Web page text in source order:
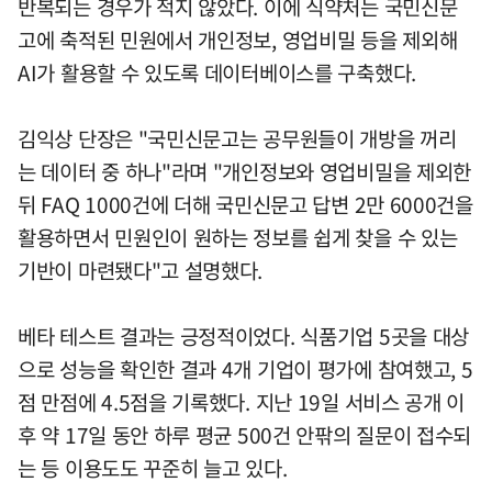
반복되는 경우가 적지 않았다. 이에 식약처는 국민신문
고에 축적된 민원에서 개인정보, 영업비밀 등을 제외해
AI가 활용할 수 있도록 데이터베이스를 구축했다.
김익상 단장은 "국민신문고는 공무원들이 개방을 꺼리
는 데이터 중 하나"라며 "개인정보와 영업비밀을 제외한
뒤 FAQ 1000건에 더해 국민신문고 답변 2만 6000건을
활용하면서 민원인이 원하는 정보를 쉽게 찾을 수 있는
기반이 마련됐다"고 설명했다.
베타 테스트 결과는 긍정적이었다. 식품기업 5곳을 대상
으로 성능을 확인한 결과 4개 기업이 평가에 참여했고, 5
점 만점에 4.5점을 기록했다. 지난 19일 서비스 공개 이
후 약 17일 동안 하루 평균 500건 안팎의 질문이 접수되
는 등 이용도도 꾸준히 늘고 있다.